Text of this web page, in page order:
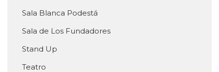
Sala Blanca Podestá
Sala de Los Fundadores
Stand Up
Teatro